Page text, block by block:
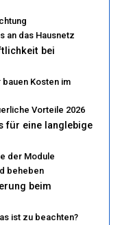
an das Hausnetz
bei
Kosten im
Vorteile 2026
für eine langlebige
der Module
beheben
beim
ist zu beachten?